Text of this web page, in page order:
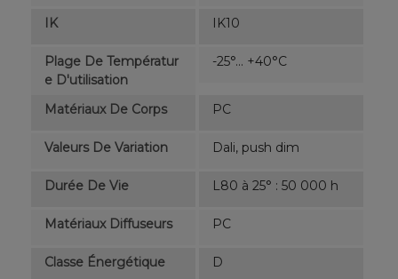
IK IK10
Plage De Températur
E D'utilisation
-25°... +40°C
Matériaux De Corps PC
Valeurs De Variation Dali, push dim
Durée De Vie L80 à 25° : 50 000 h
Matériaux Diffuseurs PC
Classe Énergétique D